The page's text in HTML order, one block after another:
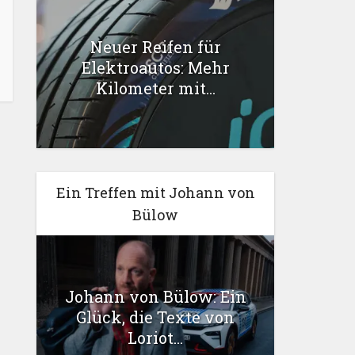
Neuer Reifen für
Elektroautos: Mehr
Kilometer mit...
Ein Treffen mit Johann von
Bülow
Johann von Bülow: Ein
Glück, die Texte von
Loriot...